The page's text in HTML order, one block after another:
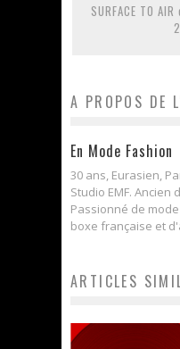
SURFACE TO
A PROPOS DE
En Mode Fashion
30 ans, Eurasien,
Studio EMF. Ancien
Passionné de
boxe française et
ARTICLES